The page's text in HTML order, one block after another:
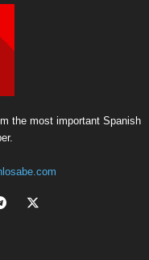
the most important Spanish